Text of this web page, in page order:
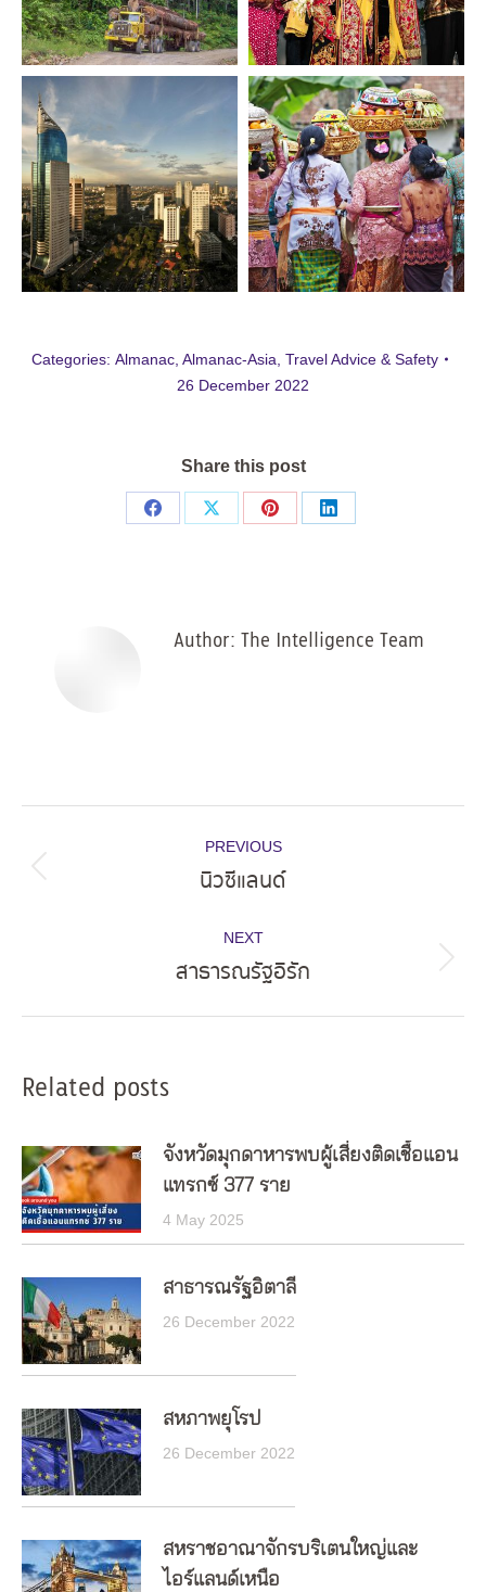
Categories: Almanac Almanac-Asia Travel Advice & Safety
26 December 2022
Share this post
Share
Share
Share
Share
Author: The Intelligence Team
navigation
PREVIOUS
Previous
นิวซีแลนด์
NEXT
Next
สาธารณรัฐอิรัก
Related posts
จังหวัดมุกดาหารพบผู้เสี่ยงติดเชื้อแอน
แทรกซ์ 377 ราย
4 May 2025
สาธารณรัฐอิตาลี
26 December 2022
สหภาพยุโรป
26 December 2022
สหราชอาณาจักรบริเตนใหญ่และ
ไอร์แลนด์เหนือ